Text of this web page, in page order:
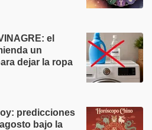
el
un
dejar la ropa
predicciones
bajo la